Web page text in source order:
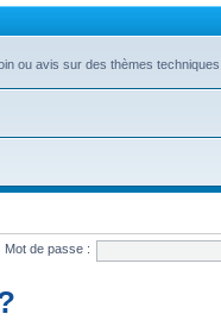
ou avis sur des thèmes
Mot de passe :